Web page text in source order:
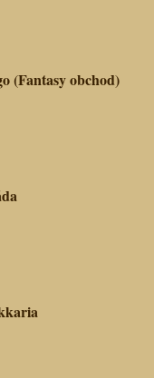
(Fantasy obchod)